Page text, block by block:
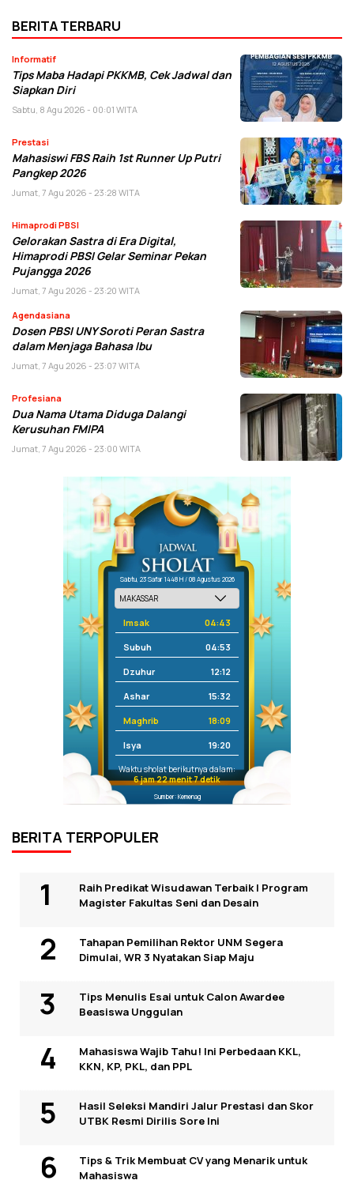
BERITA TERBARU
Informatif
Tips Maba Hadapi PKKMB, Cek Jadwal dan
Siapkan Diri
Sabtu, 8 Agu 2026 - 00:01 WITA
Prestasi
Mahasiswi FBS Raih 1st Runner Up Putri
Pangkep 2026
Jumat, 7 Agu 2026 - 23:28 WITA
Himaprodi PBSI
Gelorakan Sastra di Era Digital,
Himaprodi PBSI Gelar Seminar Pekan
Pujangga 2026
Jumat, 7 Agu 2026 - 23:20 WITA
Agendasiana
Dosen PBSI UNY Soroti Peran Sastra
dalam Menjaga Bahasa Ibu
Jumat, 7 Agu 2026 - 23:07 WITA
Profesiana
Dua Nama Utama Diduga Dalangi
Kerusuhan FMIPA
Jumat, 7 Agu 2026 - 23:00 WITA
Sabtu, 23 Safar 1448 H / 08 Agustus 2026
Imsak 04:43
Subuh 04:53
Dzuhur 12:12
Ashar 15:32
Maghrib 18:09
Isya 19:20
Waktu sholat berikutnya dalam:
6 jam 22 menit 7 detik
Sumber: Kemenag
BERITA TERPOPULER
Raih Predikat Wisudawan Terbaik I Program
Magister Fakultas Seni dan Desain
Tahapan Pemilihan Rektor UNM Segera
Dimulai, WR 3 Nyatakan Siap Maju
Tips Menulis Esai untuk Calon Awardee
Beasiswa Unggulan
Mahasiswa Wajib Tahu! Ini Perbedaan KKL,
KKN, KP, PKL, dan PPL
Hasil Seleksi Mandiri Jalur Prestasi dan Skor
UTBK Resmi Dirilis Sore Ini
Tips & Trik Membuat CV yang Menarik untuk
Mahasiswa